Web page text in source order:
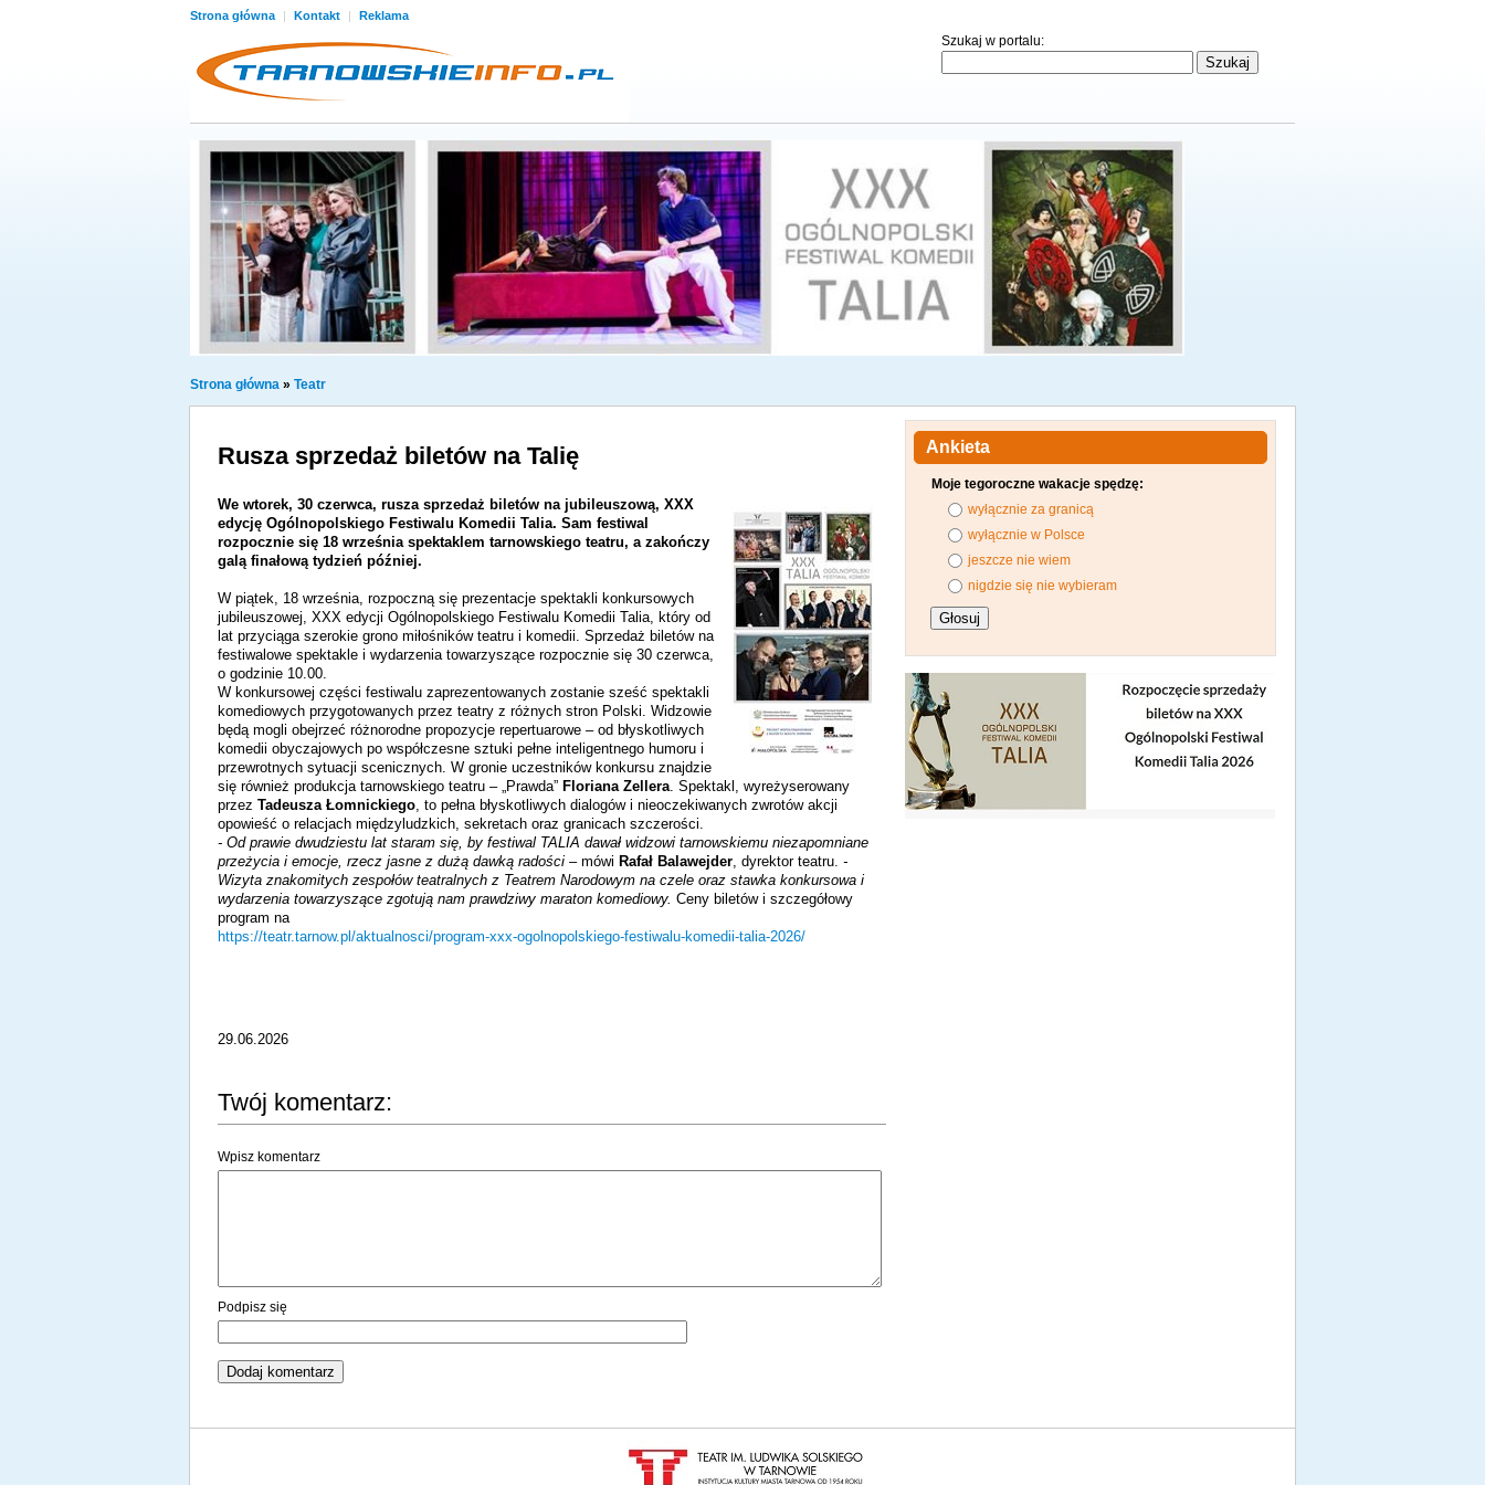
Strona główna | Kontakt | Reklama
Szukaj w portalu:
Strona główna » Teatr
Rusza sprzedaż biletów na Talię
We wtorek, 30 czerwca, rusza sprzedaż biletów na jubileuszową, XXX
edycję Ogólnopolskiego Festiwalu Komedii Talia. Sam festiwal
rozpocznie się 18 września spektaklem tarnowskiego teatru, a zakończy
galą finałową tydzień później.
W piątek, 18 września, rozpoczną się prezentacje spektakli konkursowych
jubileuszowej, XXX edycji Ogólnopolskiego Festiwalu Komedii Talia, który od
lat przyciąga szerokie grono miłośników teatru i komedii. Sprzedaż biletów na
festiwalowe spektakle i wydarzenia towarzyszące rozpocznie się 30 czerwca,
o godzinie 10.00.
W konkursowej części festiwalu zaprezentowanych zostanie sześć spektakli
komediowych przygotowanych przez teatry z różnych stron Polski. Widzowie
będą mogli obejrzeć różnorodne propozycje repertuarowe – od błyskotliwych
komedii obyczajowych po współczesne sztuki pełne inteligentnego humoru i
przewrotnych sytuacji scenicznych. W gronie uczestników konkursu znajdzie
się również produkcja tarnowskiego teatru – „Prawda” Floriana Zellera. Spektakl, wyreżyserowany
przez Tadeusza Łomnickiego, to pełna błyskotliwych dialogów i nieoczekiwanych zwrotów akcji
opowieść o relacjach międzyludzkich, sekretach oraz granicach szczerości.
- Od prawie dwudziestu lat staram się, by festiwal TALIA dawał widzowi tarnowskiemu niezapomniane
przeżycia i emocje, rzecz jasne z dużą dawką radości – mówi Rafał Balawejder, dyrektor teatru. -
Wizyta znakomitych zespołów teatralnych z Teatrem Narodowym na czele oraz stawka konkursowa i
wydarzenia towarzyszące zgotują nam prawdziwy maraton komediowy. Ceny biletów i szczegółowy
program na
https://teatr.tarnow.pl/aktualnosci/program-xxx-ogolnopolskiego-festiwalu-komedii-talia-2026/
29.06.2026
Twój komentarz:
Wpisz komentarz
Podpisz się
Ankieta
Moje tegoroczne wakacje spędzę:
wyłącznie za granicą
wyłącznie w Polsce
jeszcze nie wiem
nigdzie się nie wybieram